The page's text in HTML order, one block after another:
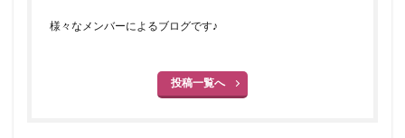
様々なメンバーによるブログです♪
投稿一覧へ